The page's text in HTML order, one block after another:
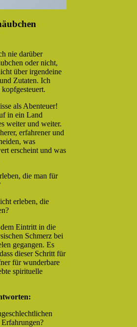
nie darüber
oder nicht,
über irgendeine
Zutaten. Ich
als Abenteuer!
in ein Land
weiter und weiter.
erfahrener und
was
erscheint und was
die man für
erleben, die
Eintritt in die
Schmerz bei
gegangen. Es
dieser Schritt für
für wunderbare
spirituelle